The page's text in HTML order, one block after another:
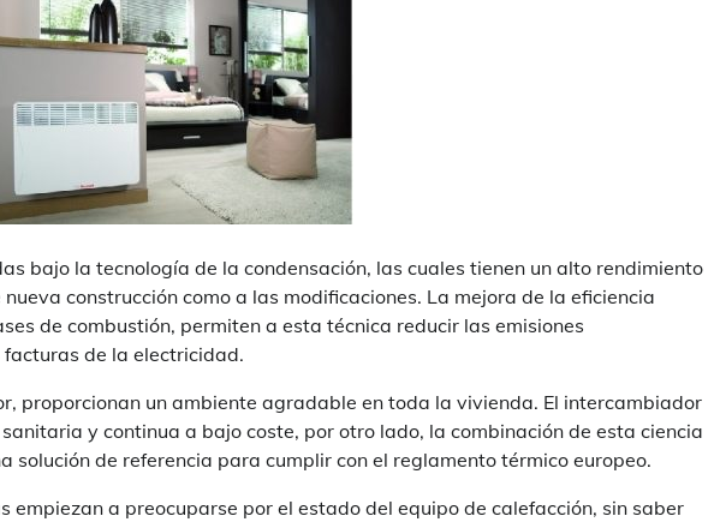
bajo la tecnología de la condensación, las cuales tienen un alto rendimiento
construcción como a las modificaciones. La mejora de la eficiencia
de combustión, permiten a esta técnica reducir las emisiones
de la electricidad.
proporcionan un ambiente agradable en toda la vivienda. El intercambiador
y continua a bajo coste, por otro lado, la combinación de esta ciencia
solución de referencia para cumplir con el reglamento térmico europeo.
empiezan a preocuparse por el estado del equipo de calefacción, sin saber